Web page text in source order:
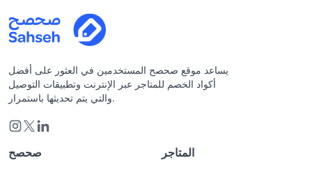
يساعد موقع صحصح المستخدمين في العثور على أفضل
أكواد الخصم للمتاجر عبر الإنترنت وتطبيقات التوصيل
والتي يتم تحديثها باستمرار.
صحصح المتاجر